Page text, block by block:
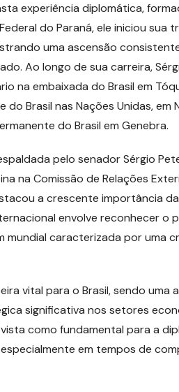
experiência diplomática,
do Paraná, ele iniciou sua
uma ascensão
Ao longo de sua carreira,
na embaixada do Brasil em
Brasil nas Nações Unidas, em
do Brasil em Genebra.
pelo senador Sérgio
na Comissão de Relações
a crescente importância
envolve reconhecer o
mundial caracterizada por uma
vital para o Brasil, sendo uma
significativa nos setores
como fundamental para a
em tempos de